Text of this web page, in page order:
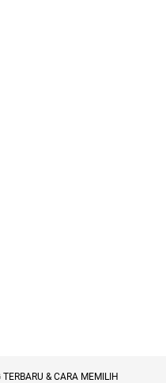
& CARA MEMILIH